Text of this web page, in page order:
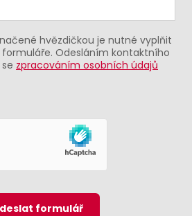
hvězdičkou je nutné vyplňit
Odesláním kontaktního
zpracováním osobních údajů
formulář